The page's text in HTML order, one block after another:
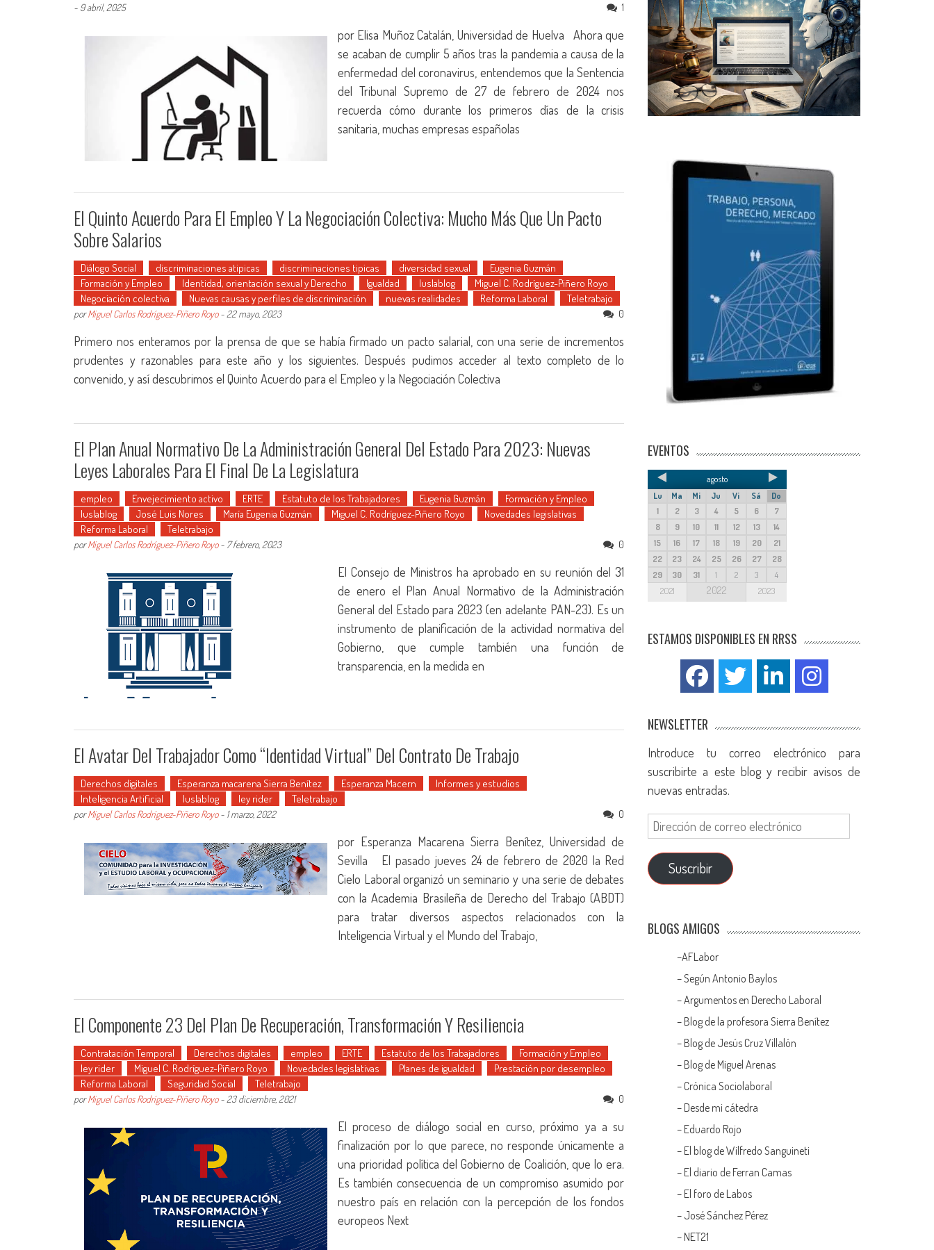
- 9 abril, 2025 1
por Elisa Muñoz Catalán, Universidad de Huelva Ahora que
se acaban de cumplir 5 años tras la pandemia a causa de la
enfermedad del coronavirus, entendemos que la Sentencia
del Tribunal Supremo de 27 de febrero de 2024 nos
recuerda cómo durante los primeros días de la crisis
sanitaria, muchas empresas españolas
El Quinto Acuerdo Para El Empleo Y La Negociación Colectiva: Mucho Más Que Un Pacto
Sobre Salarios
Diálogo Social discriminaciones atipicas discriminaciones tipicas diversidad sexual
Eugenia Guzmán
Formación y Empleo
Identidad, orientación sexual y Derecho Igualdad Iuslablog
Miguel C. Rodríguez-Piñero Royo
Negociación colectiva
Nuevas causas y perfiles de discriminación nuevas realidades Reforma Laboral Teletrabajo
porMiguel Carlos Rodríguez-Piñero Royo- 22 mayo, 2023 0
Primero nos enteramos por la prensa de que se había firmado un pacto salarial, con una serie de incrementos
prudentes y razonables para este año y los siguientes. Después pudimos acceder al texto completo de lo
convenido, y así descubrimos el Quinto Acuerdo para el Empleo y la Negociación Colectiva
El Plan Anual Normativo De La Administración General Del Estado Para 2023: Nuevas
Leyes Laborales Para El Final De La Legislatura
empleo Envejecimiento activo ERTE Estatuto de los Trabajadores Eugenia Guzmán
Formación y Empleo
Iuslablog
José Luis Nores María Eugenia Guzmán Miguel C. Rodríguez-Piñero Royo
Novedades legislativas
Reforma Laboral
Teletrabajo
porMiguel Carlos Rodríguez-Piñero Royo- 7 febrero, 2023 0
El Consejo de Ministros ha aprobado en su reunión del 31
de enero el Plan Anual Normativo de la Administración
General del Estado para 2023 (en adelante PAN-23). Es un
instrumento de planificación de la actividad normativa del
Gobierno, que cumple también una función de
transparencia, en la medida en
El Avatar Del Trabajador Como “identidad Virtual” Del Contrato De Trabajo
Derechos digitales Esperanza macarena Sierra Benítez Esperanza Macern
Informes y estudios
Inteligencia Artificial
Iuslablog ley rider Teletrabajo
porMiguel Carlos Rodríguez-Piñero Royo- 1 marzo, 2022 0
por Esperanza Macarena Sierra Benítez, Universidad de
Sevilla El pasado jueves 24 de febrero de 2020 la Red
Cielo Laboral organizó un seminario y una serie de debates
con la Academia Brasileña de Derecho del Trabajo (ABDT)
para tratar diversos aspectos relacionados con la
Inteligencia Virtual y el Mundo del Trabajo,
El Componente 23 Del Plan De Recuperación, Transformación Y Resiliencia
Contratación Temporal Derechos digitales empleo ERTE Estatuto de los Trabajadores
Formación y Empleo
ley rider
Miguel C. Rodríguez-Piñero Royo Novedades legislativas Planes de igualdad
Prestación por desempleo
Reforma Laboral
Seguridad Social Teletrabajo
porMiguel Carlos Rodríguez-Piñero Royo- 23 diciembre, 2021 0
El proceso de diálogo social en curso, próximo ya a su
finalización por lo que parece, no responde únicamente a
una prioridad política del Gobierno de Coalición, que lo era.
Es también consecuencia de un compromiso asumido por
nuestro país en relación con la percepción de los fondos
europeos Next
EVENTOS
agosto
Lu Ma Mi Ju Vi Sá
Do
1
2 3 4 5 6
7
8
9 10 11 12 13
14
15
16 17 18 19 20
21
22
23 24 25 26 27
28
29
30 31 1 2 3 4
2021 2022 2023
ESTAMOS DISPONIBLES EN RRSS
NEWSLETTER
Introduce tu correo electrónico para
suscribirte a este blog y recibir avisos de
nuevas entradas.
Suscribir
BLOGS AMIGOS
–AFLabor
– Según Antonio Baylos
–Argumentos en Derecho Laboral
– Blog de la profesora Sierra Benítez
– Blog de Jesús Cruz Villalón
– Blog de Miguel Arenas
– Crónica Sociolaboral
– Desde mi cátedra
– Eduardo Rojo
– El blog de Wilfredo Sanguineti
– El diario de Ferran Camas
– El foro de Labos
– José Sánchez Pérez
– NET21